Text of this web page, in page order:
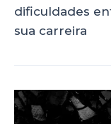
dificuldades
sua carreira